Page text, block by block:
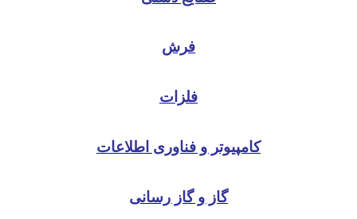
فرش
فلزات
کامپیوتر و فناوری اطلاعات
گاز و گاز رسانی